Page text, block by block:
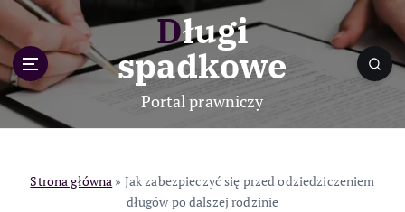
p
o
c
Długi
spadkowe
Portal prawniczy
Strona główna » Jak zabezpieczyć się przed odziedziczeniem
długów po dalszej rodzinie